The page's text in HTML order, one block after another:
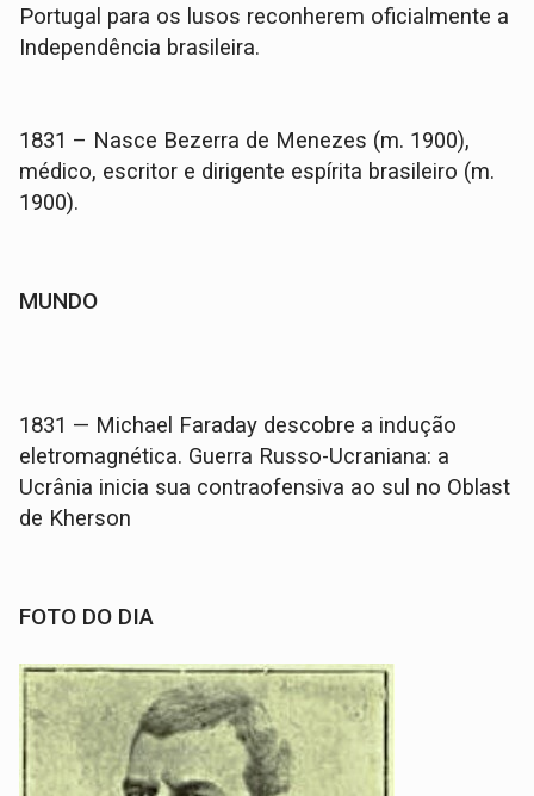
Portugal para os lusos reconherem oficialmente a
Independência brasileira.
1831 – Nasce Bezerra de Menezes (m. 1900),
médico, escritor e dirigente espírita brasileiro (m.
1900).
MUNDO
1831 — Michael Faraday descobre a indução
eletromagnética. Guerra Russo-Ucraniana: a
Ucrânia inicia sua contraofensiva ao sul no Oblast
de Kherson
FOTO DO DIA